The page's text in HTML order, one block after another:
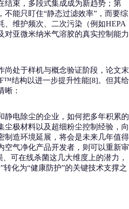
结束，多段式集成成为新趋势；第
不能只盯住“静态过滤效率”，而要综
、维护频次、二次污染（例如HEPA
对亚微米纳米气溶胶的真实控制能力
尚处于样机与概念验证阶段，论文末
结构以进一步提升性能[8]。但其给
晰：
静电除尘的企业，如何把多年积累的
尘极材料以及超细粉尘控制经验，向
制造环境延展，将会是未来几年值得
空气净化产品开发者，则可以重新审
可在线杀菌这几大维度上的潜力，
转化为“健康防护”的关键技术支撑之